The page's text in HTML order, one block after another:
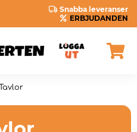
Snabba leveranser
ERBJUDANDEN